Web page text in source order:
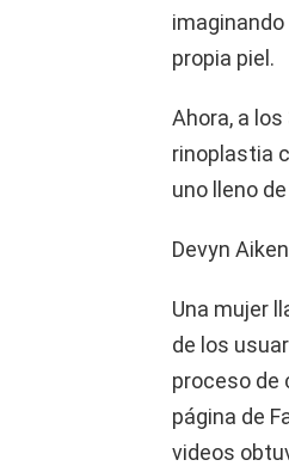
propia piel.
Ahora, a
rinoplastia
uno lleno
Devyn
Una mujer
de los
proceso de
página de
videos